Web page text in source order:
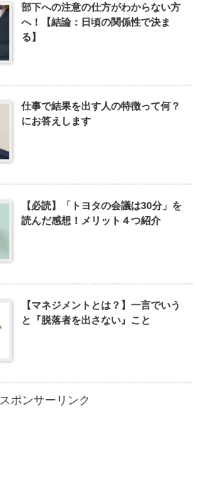
部下への注意の仕方がわからない方
へ！【結論：日頃の関係性で決ま
る】
仕事で結果を出す人の特徴って何？
にお答えします
【必読】「トヨタの会議は30分」を
読んだ感想！メリット４つ紹介
【マネジメントとは？】一言でいう
と『脱落者を出さない』こと
スポンサーリンク